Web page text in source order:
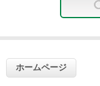
ホームページ